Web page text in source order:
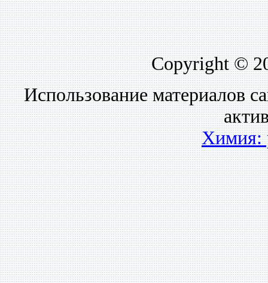
Copyright ©
Использование материалов
Химия: